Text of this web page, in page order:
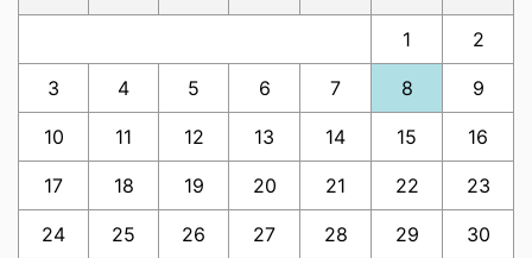
1 2
3 4 5 6 7 8 9
10 11 12 13 14 15 16
17 18 19 20 21 22 23
24 25 26 27 28 29 30